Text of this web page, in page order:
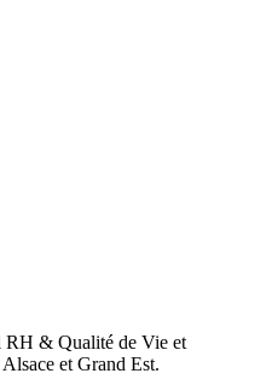
RH & Qualité de Vie et
et Grand Est.